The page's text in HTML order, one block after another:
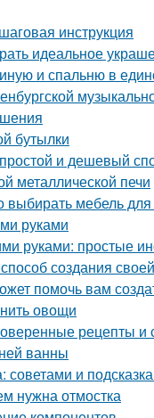
инструкция
идеальное
и спальню в
бутылки
и дешевый
металлической печи
мебель
руками
руками: простые
создания
помочь вам
овощи
рецепты и
ванны
и
нужна отмостка